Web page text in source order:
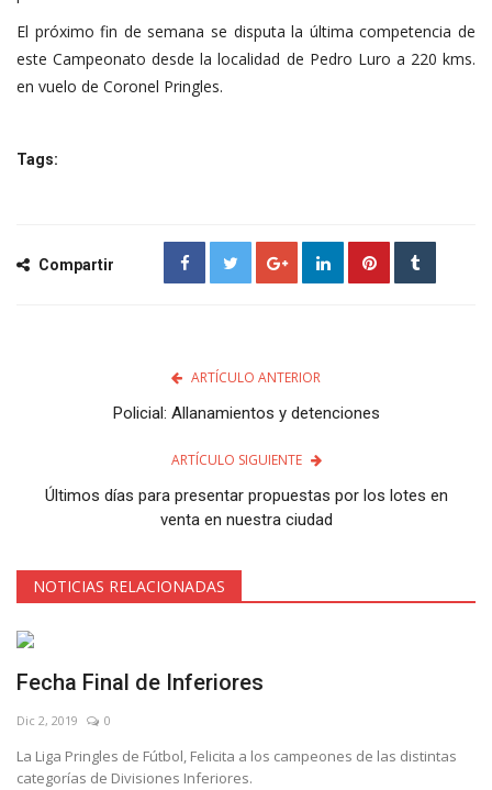
El próximo fin de semana se disputa la última competencia de
este Campeonato desde la localidad de Pedro Luro a 220 kms.
en vuelo de Coronel Pringles.
Tags:
Compartir
ARTÍCULO ANTERIOR
Policial: Allanamientos y detenciones
ARTÍCULO SIGUIENTE
Últimos días para presentar propuestas por los lotes en
venta en nuestra ciudad
NOTICIAS RELACIONADAS
Fecha Final de Inferiores
Dic 2, 2019 0
La Liga Pringles de Fútbol, Felicita a los campeones de las distintas
categorías de Divisiones Inferiores.